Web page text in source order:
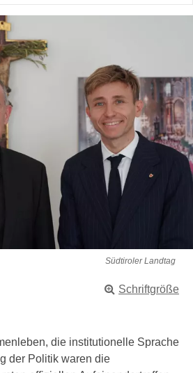
Südtiroler Landtag
Schriftgröße
die institutionelle Sprache
der Politik waren die